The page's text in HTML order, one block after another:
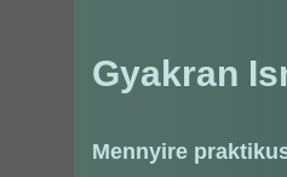
Gyakran
Mennyire